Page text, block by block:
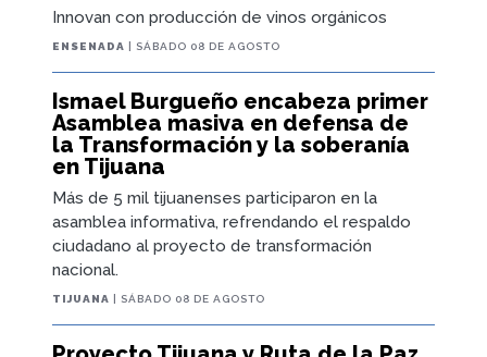
Innovan con producción de vinos orgánicos
ENSENADA | SÁBADO 08 DE AGOSTO
Ismael Burgueño encabeza primer
Asamblea masiva en defensa de
la Transformación y la soberanía
en Tijuana
Más de 5 mil tijuanenses participaron en la
asamblea informativa, refrendando el respaldo
ciudadano al proyecto de transformación
nacional.
TIJUANA | SÁBADO 08 DE AGOSTO